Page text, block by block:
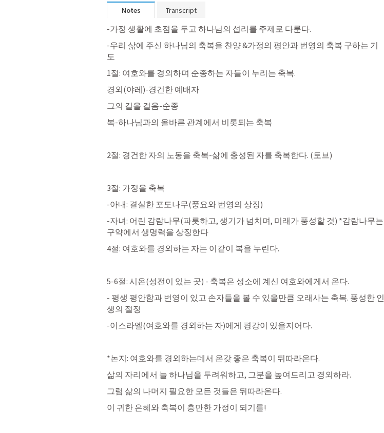
Notes Transcript
-가정 생활에 초점을 두고 하나님의 섭리를 주제로 다룬다.
-우리 삶에 주신 하나님의 축복을 찬양 &가정의 평안과 번영의 축복 구하는 기
도
1절: 여호와를 경외하며 순종하는 자들이 누리는 축복.
경외(야레)-경건한 예배자
그의 길을 걸음-순종
복-하나님과의 올바른 관계에서 비롯되는 축복
2절: 경건한 자의 노동을 축복-삶에 충성된 자를 축복한다. (토브)
3절: 가정을 축복
-아내: 결실한 포도나무(풍요와 번영의 상징)
-자녀: 어린 감람나무(파릇하고, 생기가 넘치며, 미래가 풍성할 것) *감람나무는
구약에서 생명력을 상징한다
4절: 여호와를 경외하는 자는 이같이 복을 누린다.
5-6절: 시온(성전이 있는 곳) - 축복은 성소에 계신 여호와에게서 온다.
- 평생 평안함과 번영이 있고 손자들을 볼 수 있을만큼 오래사는 축복. 풍성한 인
생의 절정
-이스라엘(여호와를 경외하는 자)에게 평강이 있을지어다.
*논지: 여호와를 경외하는데서 온갖 좋은 축복이 뒤따라온다.
삶의 자리에서 늘 하나님을 두려워하고, 그분을 높여드리고 경외하라.
그럼 삶의 나머지 필요한 모든 것들은 뒤따라온다.
이 귀한 은혜와 축복이 충만한 가정이 되기를!